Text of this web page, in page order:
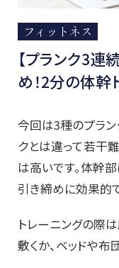
フィットネス
【プランク3連
め！2分の体幹
今回は3種のプラン
クとは違って若干
は高いです。体幹
引き締めに効果的
トレーニングの際
敷くか、ベッドや布